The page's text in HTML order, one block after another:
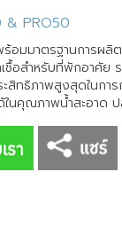
& PRO50
ร้อมมาตรฐานการผ
สำหรับที่พักอาศัย ร
สิทธิภาพสูงสุดในกา
นคุณภาพน้ำสะอาด ป